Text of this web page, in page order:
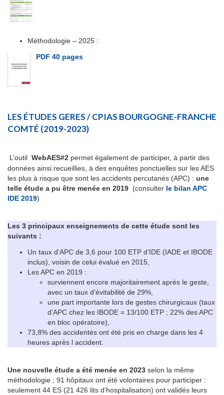
Méthodologie – 2025 :
PDF 40 pages
LES ÉTUDES GERES / CPIAS BOURGOGNE-FRANCHE
COMTÉ (2019-2023)
L’outil WebAES#2 permet également de participer, à partir des
données ainsi recueillies, à des enquêtes ponctuelles sur les AES
les plus à risque que sont les accidents percutanés (APC) : une
telle étude a pu être menée en 2019 (consulter le bilan APC
IDE 2019)
Les 3 principaux enseignements de cette étude sont les
suivants :
Un taux d’APC de 3,6 pour 100 ETP d’IDE (IADE et IBODE
inclus), voisin de celui évalué en 2015,
Les APC en 2019 :
surviennent encore majoritairement après le geste,
avec un taux d’évitabilité de 29%,
une part importante lors de gestes chirurgicaux (taux
d’APC chez les IBODE = 13/100 ETP ; 22% des APC
en bloc opératoire),
73,8% des accidentés ont été pris en charge dans les 4
heures après l accident.
Une nouvelle étude a été menée en 2023 selon la même
méthodologie ; 91 hôpitaux ont été volontaires pour participer :
seulement 44 ES (21 426 lits d’hospitalisation) ont validés leurs